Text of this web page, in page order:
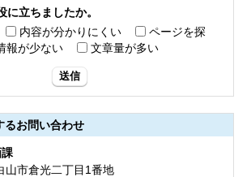
に立ちましたか。
内容が分かりにくい
ページを探
報が少ない 文章量が多い
送信
るお問い合わせ
市倉光二丁目1番地